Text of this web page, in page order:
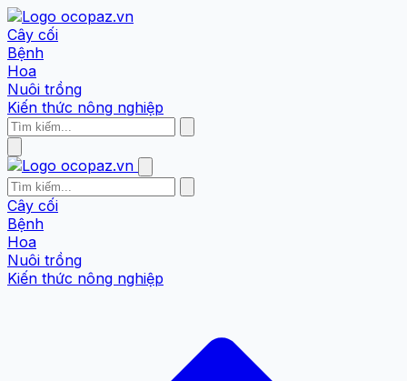
Cây cối
Bệnh
Hoa
Nuôi trồng
Kiến thức nông nghiệp
Cây cối
Bệnh
Hoa
Nuôi trồng
Kiến thức nông nghiệp